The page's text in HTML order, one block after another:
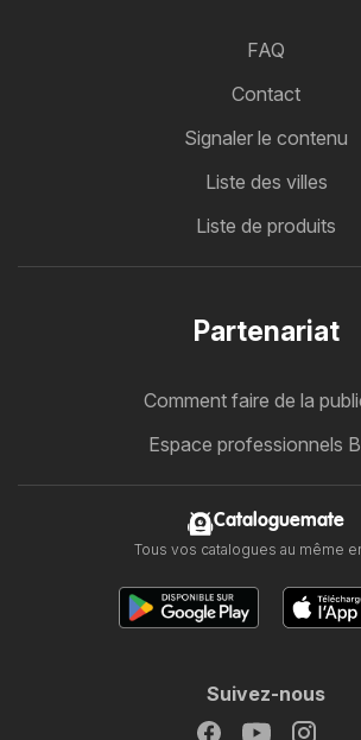
FAQ
Contact
Signaler le contenu
Liste des villes
Liste de produits
Partenariat
Comment faire de la
Espace professionnels
Cataloguemate
Tous vos catalogues au même
Suivez-nous